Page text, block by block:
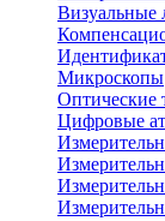
Визуальные
Микроскопы
Оптические
Цифровые